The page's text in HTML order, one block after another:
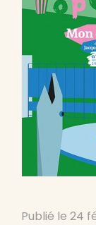
Publié le 24